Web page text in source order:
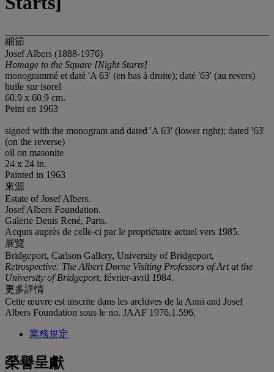
細節
Josef Albers (1888-1976)
Homage to the Square [Night Starts]
monogrammé et daté 'A 63' (en bas à droite); daté '63' (au revers)
huile sur isorel
60.9 x 60.9 cm.
Peint en 1963
signed with the monogram and dated 'A 63' (lower right); dated '63'
(on the reverse)
oil on masonite
24 x 24 in.
Painted in 1963
來源
Estate of Josef Albers.
Josef Albers Foundation.
Galerie Denis René, Paris.
Acquis auprès de celle-ci par le propriétaire actuel vers 1985.
展覽
Bridgeport, Carlson Gallery, University of Bridgeport,
Retrospective: The Albert Dorne Visiting Professors of Art at the
University of Bridgeport, février-avril 1984.
更多詳情
Cette œuvre est inscrite dans les archives de la Anni and Josef
Albers Foundation sous le no. JAAF 1976.1.596.
業務規定
榮譽呈獻